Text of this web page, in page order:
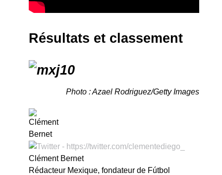
Résultats et classement
Photo : Azael Rodriguez/Getty Images
Clément Bernet
Rédacteur Mexique, fondateur de Fútbol